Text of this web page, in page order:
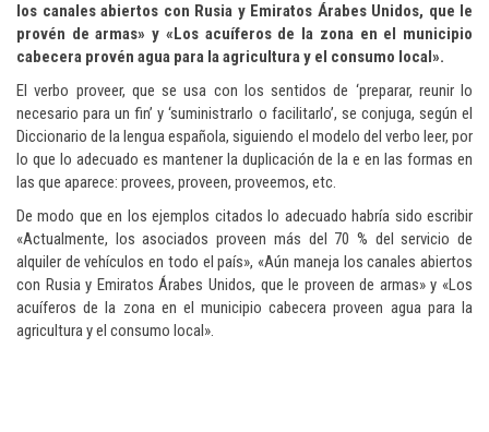
los canales abiertos con Rusia y Emiratos Árabes Unidos, que le
provén de armas» y «Los acuíferos de la zona en el municipio
cabecera provén agua para la agricultura y el consumo local».
El verbo proveer, que se usa con los sentidos de ‘preparar, reunir lo
necesario para un fin’ y ‘suministrarlo o facilitarlo’, se conjuga, según el
Diccionario de la lengua española, siguiendo el modelo del verbo leer, por
lo que lo adecuado es mantener la duplicación de la e en las formas en
las que aparece: provees, proveen, proveemos, etc.
De modo que en los ejemplos citados lo adecuado habría sido escribir
«Actualmente, los asociados proveen más del 70 % del servicio de
alquiler de vehículos en todo el país», «Aún maneja los canales abiertos
con Rusia y Emiratos Árabes Unidos, que le proveen de armas» y «Los
acuíferos de la zona en el municipio cabecera proveen agua para la
agricultura y el consumo local».